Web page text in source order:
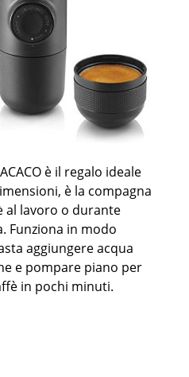
è il regalo ideale
è la compagna
al lavoro o durante
Funziona in modo
aggiungere acqua
e pompare piano per
in pochi minuti.